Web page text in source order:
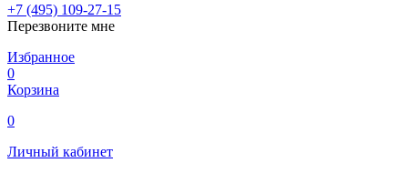
+7 (495) 109-27-15
Перезвоните мне
Избранное
0
Корзина
0
Личный кабинет